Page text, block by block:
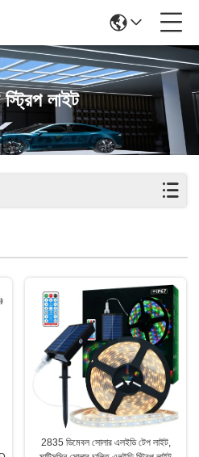
লাইট
2835 ডিমেবল সোলার এলইডি টেপ লাইট,